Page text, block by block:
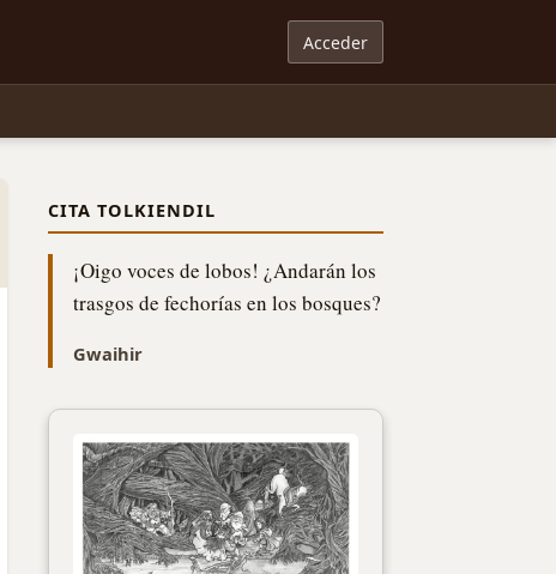
Acceder
CITA TOLKIENDIL
¡Oigo voces de lobos! ¿Andarán los
trasgos de fechorías en los bosques?
Gwaihir